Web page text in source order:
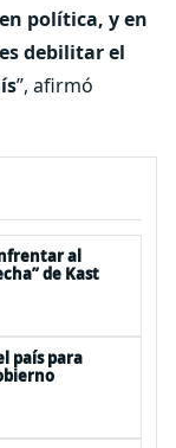
política, y en
debilitar el
”, afirmó
al
de Kast
país para